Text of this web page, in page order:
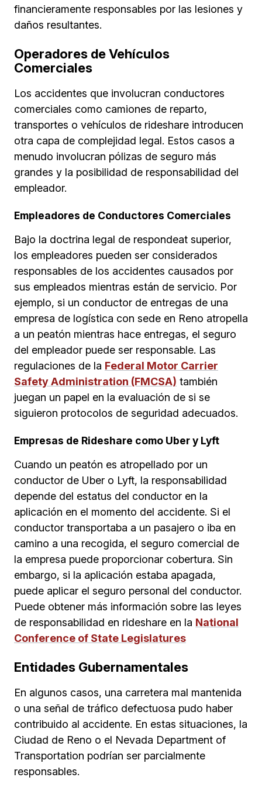
financieramente responsables por las lesiones y
daños resultantes.
Operadores de Vehículos
Comerciales
Los accidentes que involucran conductores
comerciales como camiones de reparto,
transportes o vehículos de rideshare introducen
otra capa de complejidad legal. Estos casos a
menudo involucran pólizas de seguro más
grandes y la posibilidad de responsabilidad del
empleador.
Empleadores de Conductores Comerciales
Bajo la doctrina legal de respondeat superior,
los empleadores pueden ser considerados
responsables de los accidentes causados por
sus empleados mientras están de servicio. Por
ejemplo, si un conductor de entregas de una
empresa de logística con sede en Reno atropella
a un peatón mientras hace entregas, el seguro
del empleador puede ser responsable. Las
regulaciones de la Federal Motor Carrier
Safety Administration (FMCSA) también
juegan un papel en la evaluación de si se
siguieron protocolos de seguridad adecuados.
Empresas de Rideshare como Uber y Lyft
Cuando un peatón es atropellado por un
conductor de Uber o Lyft, la responsabilidad
depende del estatus del conductor en la
aplicación en el momento del accidente. Si el
conductor transportaba a un pasajero o iba en
camino a una recogida, el seguro comercial de
la empresa puede proporcionar cobertura. Sin
embargo, si la aplicación estaba apagada,
puede aplicar el seguro personal del conductor.
Puede obtener más información sobre las leyes
de responsabilidad en rideshare en la National
Conference of State Legislatures
Entidades Gubernamentales
En algunos casos, una carretera mal mantenida
o una señal de tráfico defectuosa pudo haber
contribuido al accidente. En estas situaciones, la
Ciudad de Reno o el Nevada Department of
Transportation podrían ser parcialmente
responsables.